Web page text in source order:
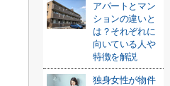
アパートとマン
ションの違いと
は？それぞれに
向いている人や
特徴を解説
独身女性が物件